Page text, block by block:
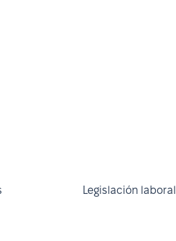
Legislación laboral